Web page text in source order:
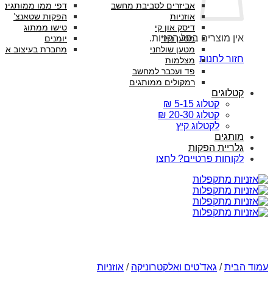
אין מוצרים בסל הקניות.
חזור לחנות
אביזרים לסביבת מחשב
אוזניות
דיסק און קי
מטען נייד
מטען שולחני
מצלמות
פד ועכבר למחשב
רמקולים ממותגים
דפי ממו ממותגים
הפקות שטאנצ’
טישו ממתוג
יומנים
מחברת בעיצוב
קטלוגים
קטלוג 5-15 ₪
קטלוג 20-30 ₪
לקטלוג קיץ
מותגים
גלריית הפקות
לקוחות פרטיים? לחצו
עמוד הבית / גאד'טים ואלקטרוניקה / אוזניות